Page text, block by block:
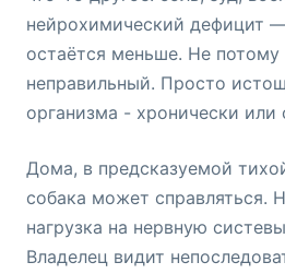
нейрохимический дефицит
остаётся меньше. Не
неправильный. Просто
организма - хронически или
Дома, в предсказуемой
собака может справляться.
нагрузка на нервную
Владелец видит